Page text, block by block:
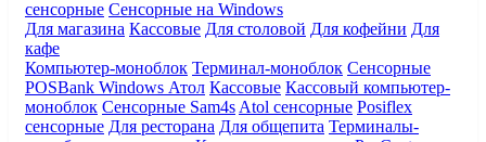
сенсорные Сенсорные на Windows
Для магазина Кассовые Для столовой Для кофейни Для
кафе
Компьютер-моноблок Терминал-моноблок Сенсорные
POSBank Windows Атол Кассовые Кассовый компьютер-
моноблок Сенсорные Sam4s Atol сенсорные Posiflex
сенсорные Для ресторана Для общепита Терминалы-